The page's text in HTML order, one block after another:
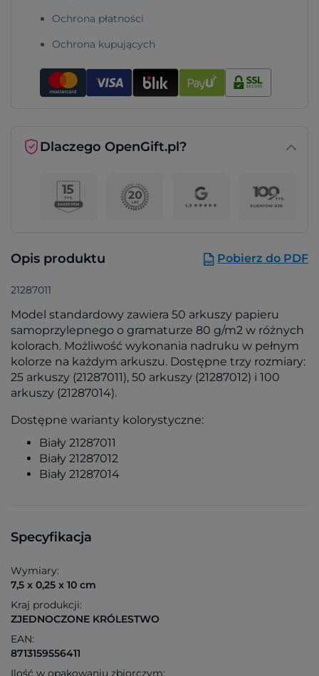
Ochrona płatności
Ochrona kupujących
Dlaczego OpenGift.pl?
Opis produktu Pobierz do PDF
21287011
Model standardowy zawiera 50 arkuszy papieru
samoprzylepnego o gramaturze 80 g/m2 w różnych
kolorach. Możliwość wykonania nadruku w pełnym
kolorze na każdym arkuszu. Dostępne trzy rozmiary:
25 arkuszy (21287011), 50 arkuszy (21287012) i 100
arkuszy (21287014).
Dostępne warianty kolorystyczne:
Biały 21287011
Biały 21287012
Biały 21287014
Specyfikacja
Wymiary:
7,5 x 0,25 x 10 cm
Kraj produkcji:
ZJEDNOCZONE KRÓLESTWO
EAN:
8713159556411
Ilość w opakowaniu zbiorczym: